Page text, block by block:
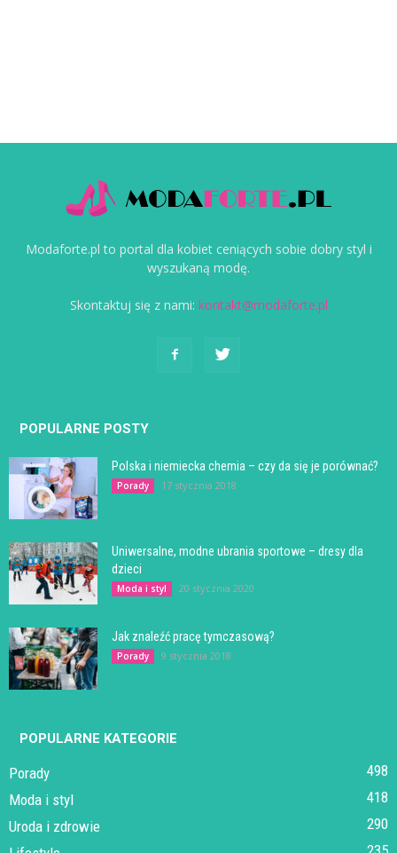
Modaforte.pl to portal dla kobiet ceniących sobie dobry styl i
wyszukaną modę.
Skontaktuj się z nami: kontakt@modaforte.pl
POPULARNE POSTY
Polska i niemiecka chemia – czy da się je porównać?
Porady 17 stycznia 2018
Uniwersalne, modne ubrania sportowe – dresy dla
dzieci
Moda i styl 20 stycznia 2020
Jak znaleźć pracę tymczasową?
Porady 9 stycznia 2018
POPULARNE KATEGORIE
Porady
498
Moda i styl
418
Uroda i zdrowie
290